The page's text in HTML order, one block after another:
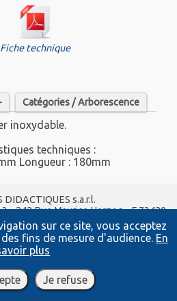
sur ce site, vous acceptez
fins de mesure d'audience. En
plus
Je refuse
Fiche technique
Catégories / Arborescence
inoxydable.
techniques :
Longueur : 180mm
DIDACTIQUES s.a.r.l.
- 242 Rue Maurice Herzog - F 73420
DU LAC
70| Fax :04 56 42 80 71
didactiques.fr
didactiques.fr